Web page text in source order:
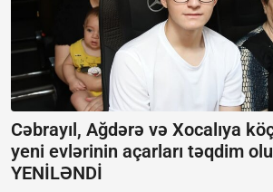
Cəbrayıl, Ağdərə və Xocalıya
yeni evlərinin açarları təqdim
YENİLƏNDİ